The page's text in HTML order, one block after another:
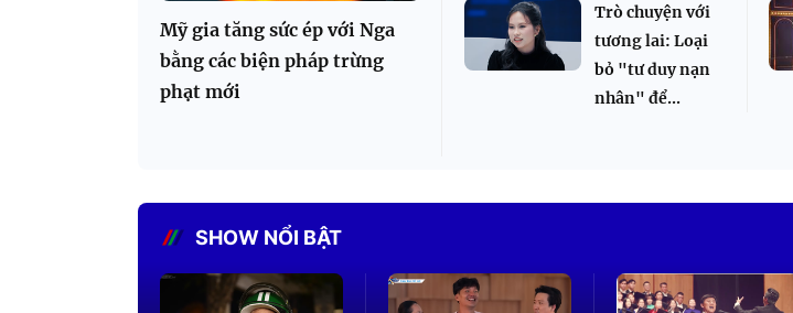
Mỹ gia tăng sức ép với Nga
bằng các biện pháp trừng
phạt mới
Trò chuyện với
tương lai: Loại
bỏ "tư duy nạn
nhân" để...
SHOW NỔI BẬT